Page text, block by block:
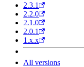
2.3.1
2.2.0
2.1.0
2.0.1
1.x.x
All versions